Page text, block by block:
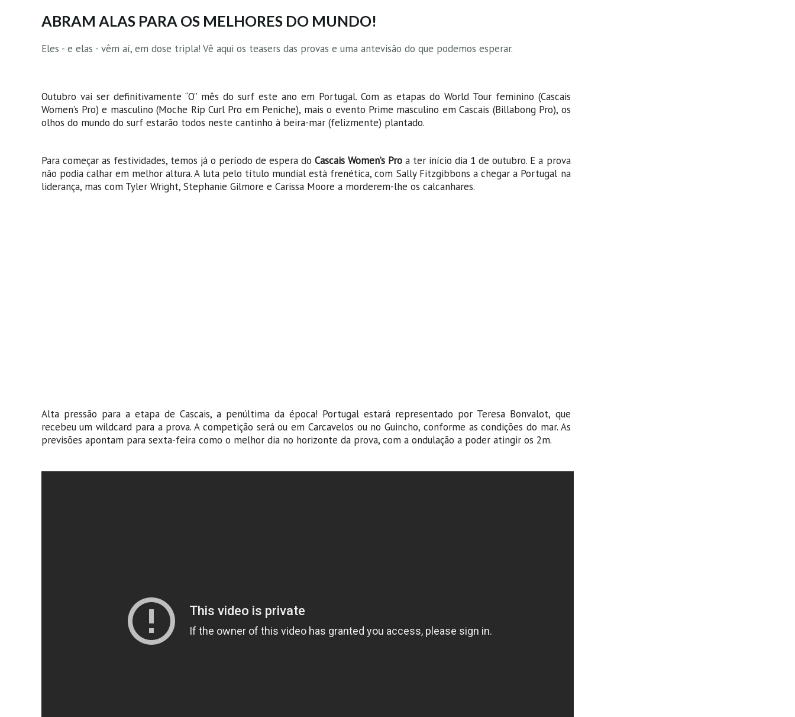
ABRAM ALAS PARA OS MELHORES DO MUNDO!
Eles - e elas - vêm aí, em dose tripla! Vê aqui os teasers das provas e uma antevisão do que podemos esperar.
Outubro vai ser definitivamente “O” mês do surf este ano em Portugal. Com as etapas do World Tour feminino (Cascais
Women’s Pro) e masculino (Moche Rip Curl Pro em Peniche), mais o evento Prime masculino em Cascais (Billabong Pro), os
olhos do mundo do surf estarão todos neste cantinho à beira-mar (felizmente) plantado.
Para começar as festividades, temos já o período de espera do Cascais Women’s Pro a ter início dia 1 de outubro. E a prova
não podia calhar em melhor altura. A luta pelo título mundial está frenética, com Sally Fitzgibbons a chegar a Portugal na
liderança, mas com Tyler Wright, Stephanie Gilmore e Carissa Moore a morderem-lhe os calcanhares.
Alta pressão para a etapa de Cascais, a penúltima da época! Portugal estará representado por Teresa Bonvalot, que
recebeu um wildcard para a prova. A competição será ou em Carcavelos ou no Guincho, conforme as condições do mar. As
previsões apontam para sexta-feira como o melhor dia no horizonte da prova, com a ondulação a poder atingir os 2m.